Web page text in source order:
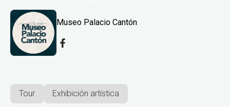
Museo Palacio Cantón
Tour Exhibición artística